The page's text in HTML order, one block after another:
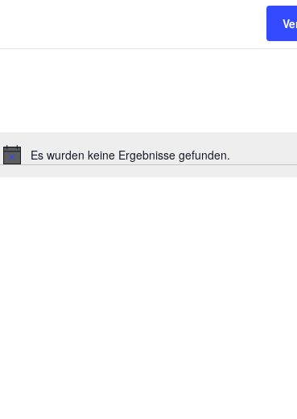
Hinweis
Es wurden keine Ergebnisse gefunden.